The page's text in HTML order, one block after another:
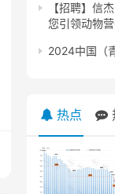
【招聘】信
您引领动物
2024中国（
热点